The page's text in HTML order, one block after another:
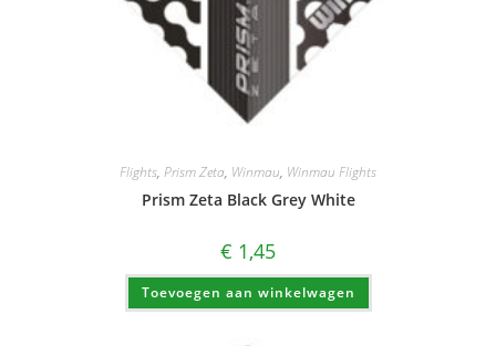
Flights, Prism Zeta, Winmau, Winmau Flights
Prism Zeta Black Grey White
€ 1,45
Toevoegen aan winkelwagen